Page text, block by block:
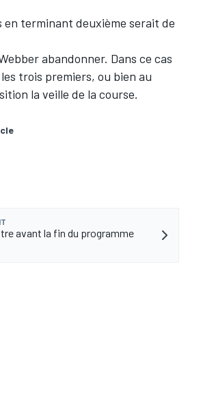
terminant deuxième serait de
abandonner. Dans ce cas
trois premiers, ou bien au
la veille de la course.
avant la fin du programme